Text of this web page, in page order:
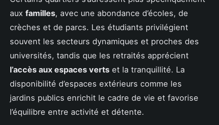
aux familles, avec une abondance d’écoles, de
crèches et de parcs. Les étudiants privilégient
souvent les secteurs dynamiques et proches des
universités, tandis que les retraités apprécient
l’accès aux espaces verts et la tranquillité. La
disponibilité d’espaces extérieurs comme les
jardins publics enrichit le cadre de vie et favorise
l’équilibre entre activité et détente.